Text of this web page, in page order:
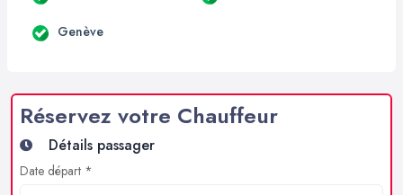
Genève
Réservez votre Chauffeur
Détails passager
Date départ *